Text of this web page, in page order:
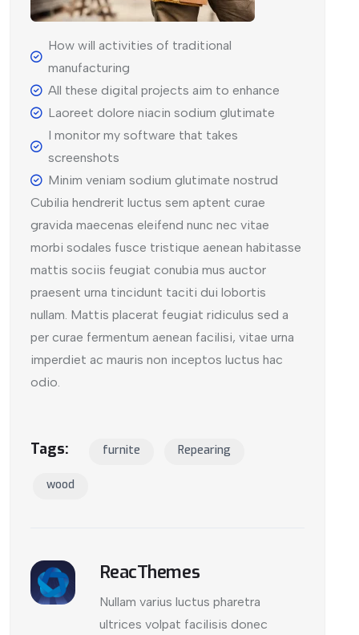
How will activities of traditional
manufacturing
All these digital projects aim to enhance
Laoreet dolore niacin sodium glutimate
I monitor my software that takes
screenshots
Minim veniam sodium glutimate nostrud
Cubilia hendrerit luctus sem aptent curae
gravida maecenas eleifend nunc nec vitae
morbi sodales fusce tristique aenean habitasse
mattis sociis feugiat conubia mus auctor
praesent urna tincidunt taciti dui lobortis
nullam. Mattis placerat feugiat ridiculus sed a
per curae fermentum aenean facilisi, vitae urna
imperdiet ac mauris non inceptos luctus hac
odio.
Tags: furnite Repearing
wood
ReacThemes
Nullam varius luctus pharetra
ultrices volpat facilisis donec